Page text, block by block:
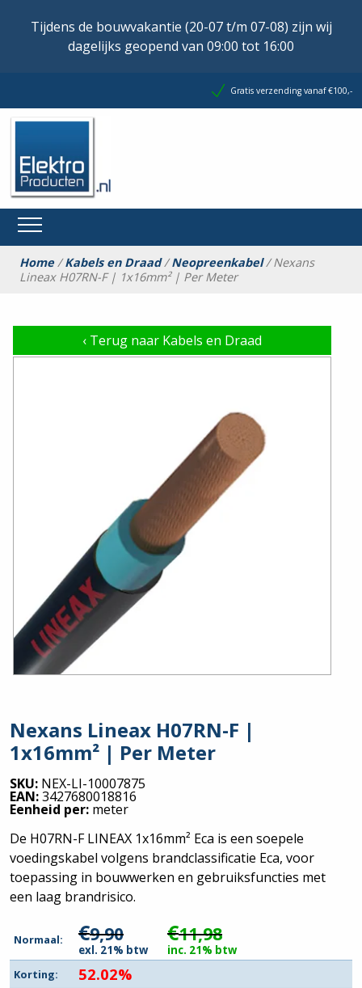
Tijdens de bouwvakantie (20-07 t/m 07-08) zijn wij
dagelijks geopend van 09:00 tot 16:00
Gratis verzending vanaf €100,-
Home/Kabels en Draad/Neopreenkabel/ Nexans
Lineax H07RN-F | 1x16mm² | Per Meter
‹ Terug naar Kabels en Draad
Nexans Lineax H07RN-F |
1x16mm² | Per Meter
SKU: NEX-LI-10007875
EAN:3427680018816
Eenheid per: meter
De H07RN-F LINEAX 1x16mm² Eca is een soepele
voedingskabel volgens brandclassificatie Eca, voor
toepassing in bouwwerken en gebruiksfuncties met
een laag brandrisico.
Normaal: €9,90
exl. 21% btw
€11,98
inc. 21% btw
Korting:
52.02%